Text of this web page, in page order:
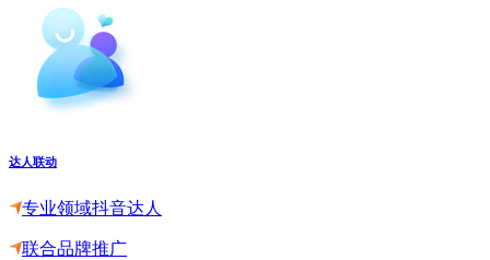
达人联动
专业领域抖音达人
联合品牌推广